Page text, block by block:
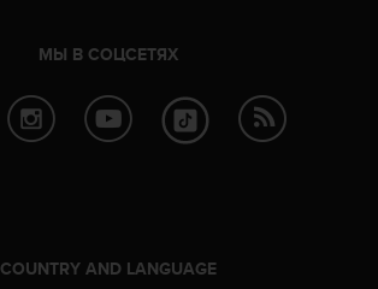
МЫ В СОЦСЕТЯХ
COUNTRY AND LANGUAGE